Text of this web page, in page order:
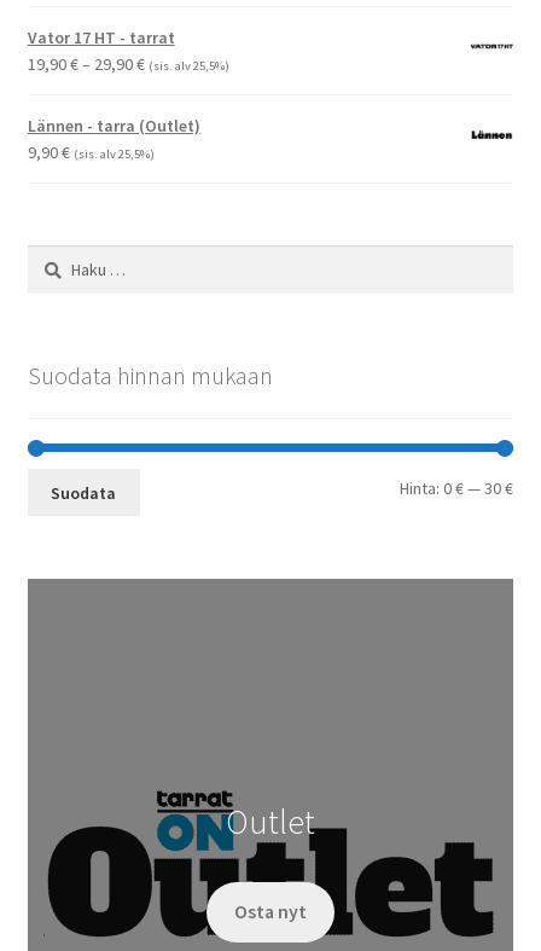
Vator 17 HT - tarrat
19,90€– 29,90€Hintaluokka:
-
29,90 €
(sis. alv 25,5%)
Lännen - tarra (Outlet)
9,90€ (sis. alv 25,5%)
Haku:
Suodata hinnan mukaan
Suodata Hinta:0 €—30 €
Outlet
Osta nyt